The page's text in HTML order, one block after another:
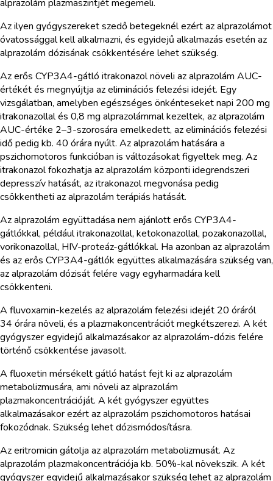
alprazolám plazmaszintjét megemeli.
Az ilyen gyógyszereket szedő betegeknél ezért az alprazolámot
óvatossággal kell alkalmazni, és egyidejű alkalmazás esetén az
alprazolám dózisának csökkentésére lehet szükség.
Az erős CYP3A4-gátló itrakonazol növeli az alprazolám AUC-
értékét és megnyújtja az eliminációs felezési idejét. Egy
vizsgálatban, amelyben egészséges önkénteseket napi 200 mg
itrakonazollal és 0,8 mg alprazolámmal kezeltek, az alprazolám
AUC-értéke 2–3-szorosára emelkedett, az eliminációs felezési
idő pedig kb. 40 órára nyúlt. Az alprazolám hatására a
pszichomotoros funkcióban is változásokat figyeltek meg. Az
itrakonazol fokozhatja az alprazolám központi idegrendszeri
depresszív hatását, az itrakonazol megvonása pedig
csökkentheti az alprazolám terápiás hatását.
Az alprazolám együttadása nem ajánlott erős CYP3A4-
gátlókkal, például itrakonazollal, ketokonazollal, pozakonazollal,
vorikonazollal, HIV-proteáz-gátlókkal. Ha azonban az alprazolám
és az erős CYP3A4-gátlók együttes alkalmazására szükség van,
az alprazolám dózisát felére vagy egyharmadára kell
csökkenteni.
A fluvoxamin-kezelés az alprazolám felezési idejét 20 óráról
34 órára növeli, és a plazmakoncentrációt megkétszerezi. A két
gyógyszer egyidejű alkalmazásakor az alprazolám-dózis felére
történő csökkentése javasolt.
A fluoxetin mérsékelt gátló hatást fejt ki az alprazolám
metabolizmusára, ami növeli az alprazolám
plazmakoncentrációját. A két gyógyszer együttes
alkalmazásakor ezért az alprazolám pszichomotoros hatásai
fokozódnak. Szükség lehet dózismódosításra.
Az eritromicin gátolja az alprazolám metabolizmusát. Az
alprazolám plazmakoncentrációja kb. 50%-kal növekszik. A két
gyógyszer egyidejű alkalmazásakor szükség lehet az alprazolám